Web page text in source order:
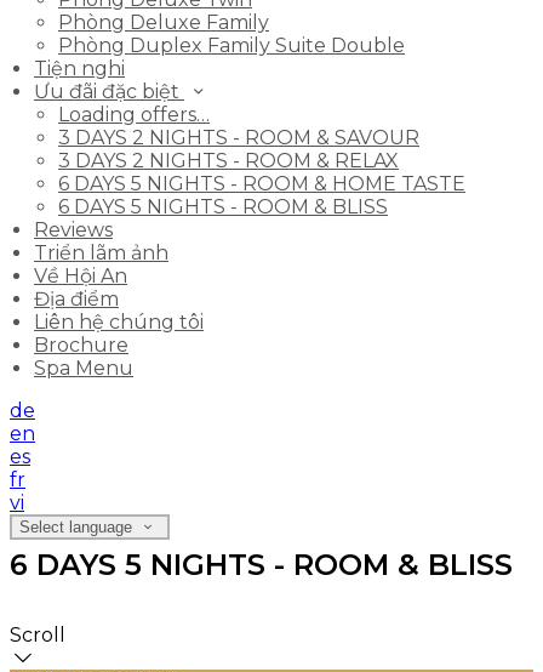
Phòng Deluxe Family
Phòng Duplex Family Suite Double
Tiện nghi
Ưu đãi đặc biệt
Loading offers…
3 DAYS 2 NIGHTS - ROOM & SAVOUR
3 DAYS 2 NIGHTS - ROOM & RELAX
6 DAYS 5 NIGHTS - ROOM & HOME TASTE
6 DAYS 5 NIGHTS - ROOM & BLISS
Reviews
Triển lãm ảnh
Về Hội An
Địa điểm
Liên hệ chúng tôi
Brochure
Spa Menu
de
en
es
fr
vi
Select language
6 DAYS 5 NIGHTS - ROOM & BLISS
Scroll